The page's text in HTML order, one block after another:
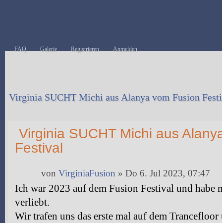
FAQ Galerie Registrieren Anmelden
Virginia SUCHT Michi aus Alanya vom Fusion
Virginia SUCHT Michi aus
Festival
von VirginiaFusion » Do 6. Jul 2023, 07:47
Ich war 2023 auf dem Fusion Festival und habe
verliebt.
Wir trafen uns das erste mal auf dem